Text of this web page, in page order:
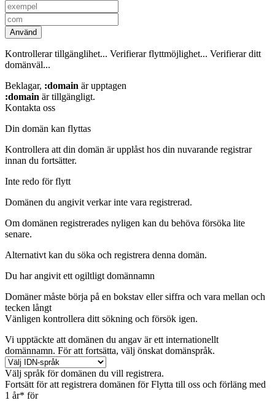
Använd
Kontrollerar tillgänglihet... Verifierar flyttmöjlighet... Verifierar ditt
domänväl...
Beklagar, :domain är upptagen
:domain är tillgängligt.
Kontakta oss
Din domän kan flyttas
Kontrollera att din domän är upplåst hos din nuvarande registrar
innan du fortsätter.
Inte redo för flytt
Domänen du angivit verkar inte vara registrerad.
Om domänen registrerades nyligen kan du behöva försöka lite
senare.
Alternativt kan du söka och registrera denna domän.
Du har angivit ett ogiltligt domännamn
Domäner måste börja på en bokstav eller siffra och vara mellan och
tecken långt
Vänligen kontrollera ditt sökning och försök igen.
Vi upptäckte att domänen du angav är ett internationellt
domännamn. För att fortsätta, välj önskat domänspråk.
Välj språk för domänen du vill registrera.
Fortsätt för att registrera domänen för Flytta till oss och förläng med
1 år* för